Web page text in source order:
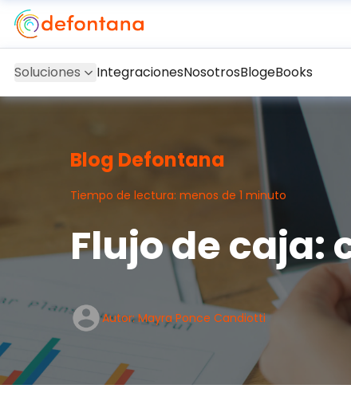
Soluciones IntegracionesNosotrosBlogeBooks
Blog Defontana
Tiempo de lectura: menos de 1 minuto
Flujo de caja:
Autor: Mayra Ponce Candiotti